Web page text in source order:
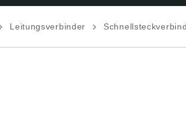
Leitungsverbinder